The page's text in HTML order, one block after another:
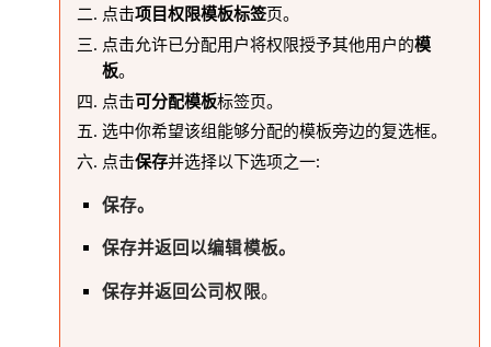
点击项目权限模板标签页。
点击允许已分配用户将权限授予其他用户的模
板。
点击可分配模板标签页。
选中你希望该组能够分配的模板旁边的复选框。
点击保存并选择以下选项之一:
保存。
保存并返回以编辑模板。
保存并返回公司权限。